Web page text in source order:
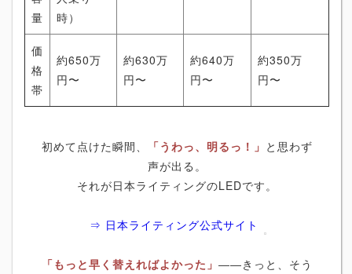
量
時）
価
格
帯
約650万
円〜
約630万
円〜
約640万
円〜
約350万
円〜
初めて点けた瞬間、 「うわっ、明るっ！」 と思わず
声が出る。
それが日本ライティングのLEDです。
⇒ 日本ライティング公式サイト
「もっと早く替えればよかった」 ――きっと、そう